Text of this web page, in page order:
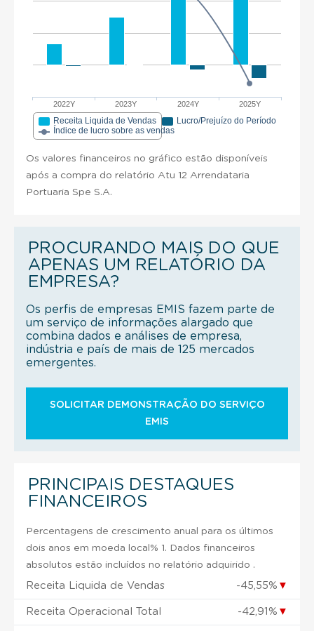
2022Y 2023Y 2024Y 2025Y
Receita Liquida de Vendas
Lucro/Prejuízo do Período
Índice de lucro sobre as vendas
Os valores financeiros no gráfico estão disponíveis
após a compra do relatório Atu 12 Arrendataria
Portuaria Spe S.A.
PROCURANDO MAIS DO QUE
APENAS UM RELATÓRIO DA
EMPRESA?
Os perfis de empresas EMIS fazem parte de
um serviço de informações alargado que
combina dados e análises de empresa,
indústria e país de mais de 125 mercados
emergentes.
SOLICITAR DEMONSTRAÇÃO DO SERVIÇO
EMIS
PRINCIPAIS DESTAQUES
FINANCEIROS
Percentagens de crescimento anual para os últimos
dois anos em moeda local% 1. Dados financeiros
absolutos estão incluídos no relatório adquirido .
Receita Liquida de Vendas -45,55% ▼
Receita Operacional Total -42,91% ▼